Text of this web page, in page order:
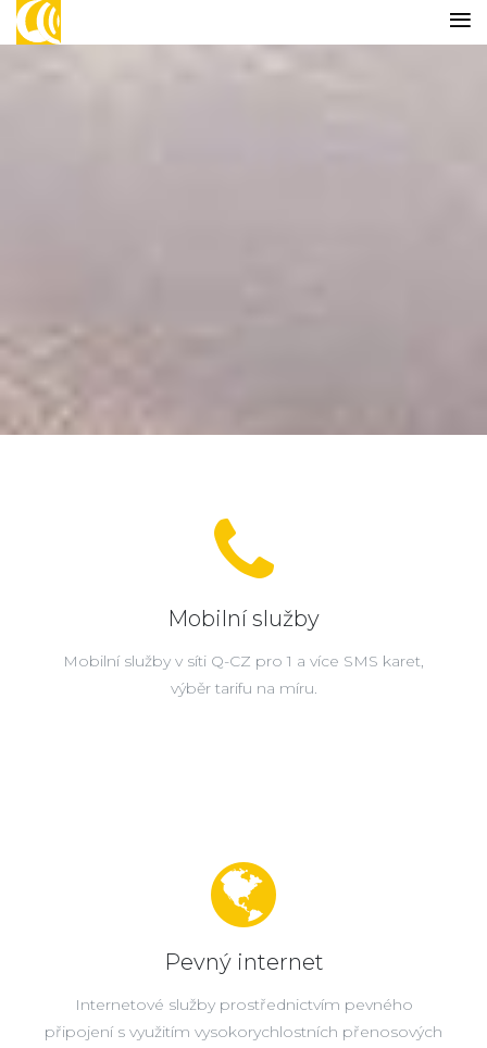
Mobilní služby
Mobilní služby v síti Q-CZ pro 1 a více SMS karet,
výběr tarifu na míru.
Pevný internet
Internetové služby prostřednictvím pevného
připojení s využitím vysokorychlostních přenosových